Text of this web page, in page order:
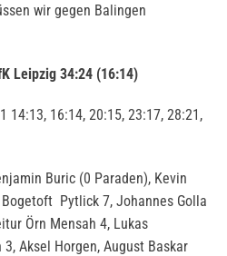
wir gegen Balingen
Leipzig 34:24 (16:14)
14:13, 16:14, 20:15, 23:17, 28:21,
Buric (0 Paraden), Kevin
Pytlick 7, Johannes Golla
Örn Mensah 4, Lukas
Aksel Horgen, August Baskar